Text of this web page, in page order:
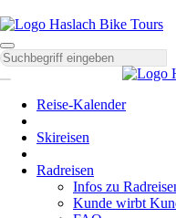
Reise-Kalender
Skireisen
Radreisen
Infos zu
Kunde wirbt